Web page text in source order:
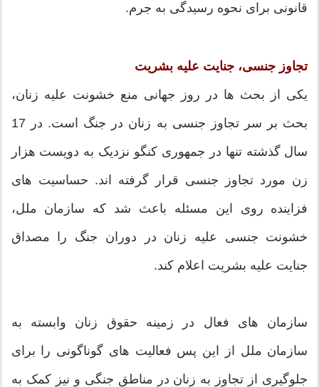
قانونی برای نحوه رسیدگی به جرم.
تجاوز جنسی، جنایت علیه بشریت
یکی از بحث ها در روز جهانی منع خشونت علیه زنان،
بحث بر سر تجاوز جنسی به زنان در جنگ است. در 17
سال گذشته تنها در جمهوری کنگو نزدیک به دویست هزار
زن مورد تجاوز جنسی قرار گرفته اند. حساسیت های
فزاینده روی این مسئله باعث شد که سازمان ملل،
خشونت جنسی علیه زنان در دوران جنگ را مصداق
جنایت علیه بشریت اعلام کند.
سازمان های فعال در زمینه حقوق زنان وابسته به
سازمان ملل از این پس فعالیت های گوناگونی را برای
جلوگیری از تجاوز به زنان در مناطق جنگی و نیز کمک به